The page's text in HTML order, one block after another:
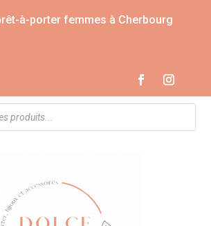
à-porter femmes à Cherbourg